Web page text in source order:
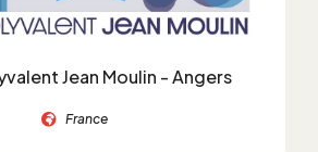
Jean Moulin - Angers
France